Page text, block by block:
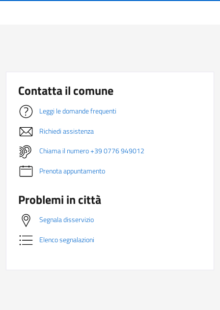
Contatta il comune
Leggi le domande frequenti
Richiedi assistenza
Chiama il numero +39 0776 949012
Prenota appuntamento
Problemi in città
Segnala disservizio
Elenco segnalazioni